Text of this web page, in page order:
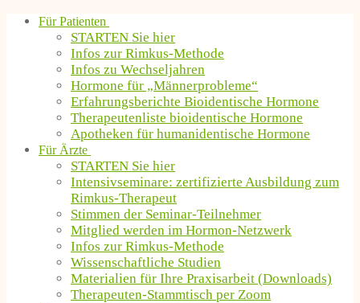
Für Patienten
STARTEN Sie hier
Infos zur Rimkus-Methode
Infos zu Wechseljahren
Hormone für „Männerprobleme“
Erfahrungsberichte Bioidentische Hormone
Therapeutenliste bioidentische Hormone
Apotheken für humanidentische Hormone
Für Ärzte
STARTEN Sie hier
Intensivseminare: zertifizierte Ausbildung zum
Rimkus-Therapeut
Stimmen der Seminar-Teilnehmer
Mitglied werden im Hormon-Netzwerk
Infos zur Rimkus-Methode
Wissenschaftliche Studien
Materialien für Ihre Praxisarbeit (Downloads)
Therapeuten-Stammtisch per Zoom